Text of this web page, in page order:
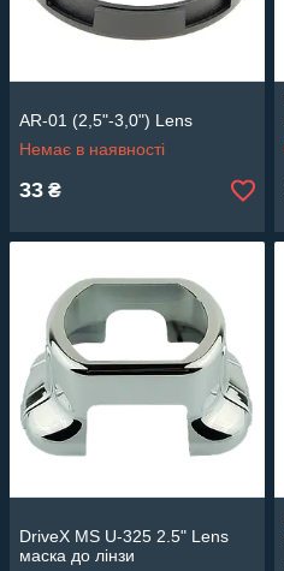
AR-01 (2,5"-3,0") Lens
Немає в наявності
33 ₴
DriveX MS U-325 2.5" Lens
маска до лінзи